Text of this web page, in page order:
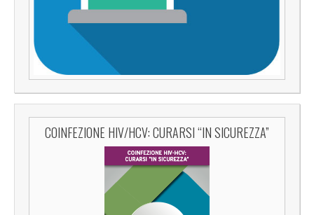
COINFEZIONE HIV/HCV: CURARSI “IN SICUREZZA”